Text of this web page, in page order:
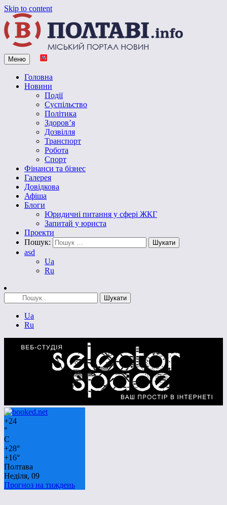
Skip to content
Vpoltave.info
Полтавський портал новин
Меню
Головна
Новини
Події
Суспільство
Політика
Здоров’я
Дозвілля
Транспорт
Робота
Спорт
Фінанси та бізнес
Галерея
Довідкова
Афіша
Блоги
Юридичні питання у сфері ЖКГ
Запитай у юриста
Проекти
Пошук:
asd
Ua
Ru
Ua
Ru
+24
°
C
+28°
+16°
Полтава
Неділя, 09
Прогноз на тиждень